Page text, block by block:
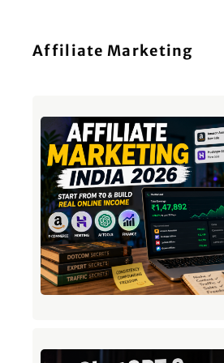
Affiliate Marketing